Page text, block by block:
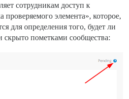
сотрудникам доступ к
элемента», которое,
для определения того, будет ли
скрыто пометками сообщества: